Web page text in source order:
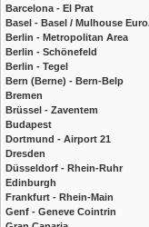
Barcelona - El Prat
Basel - Basel / Mulhouse
Berlin - Metropolitan Area
Berlin - Schönefeld
Berlin - Tegel
Bern (Berne) - Bern-Belp
Bremen
Brüssel - Zaventem
Budapest
Dortmund - Airport 21
Dresden
Düsseldorf - Rhein-Ruhr
Edinburgh
Frankfurt - Rhein-Main
Genf - Geneve Cointrin